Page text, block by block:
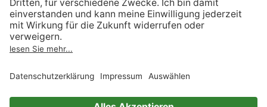
Act
Verträge hier kündigen
Impressum